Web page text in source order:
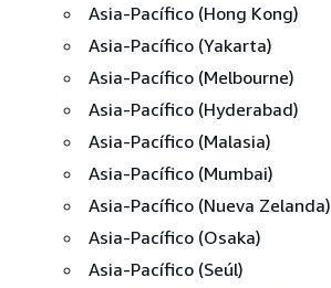
Asia-Pacífico (Hong Kong)
Asia-Pacífico (Yakarta)
Asia-Pacífico (Melbourne)
Asia-Pacífico (Hyderabad)
Asia-Pacífico (Malasia)
Asia-Pacífico (Mumbai)
Asia-Pacífico (Nueva Zelanda)
Asia-Pacífico (Osaka)
Asia-Pacífico (Seúl)